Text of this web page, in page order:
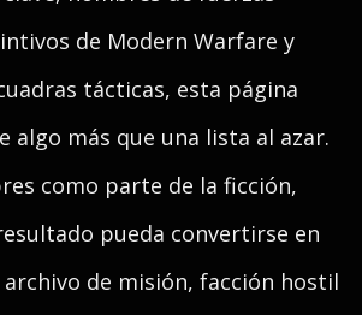
de Modern Warfare y
tácticas, esta página
algo más que una lista al azar.
como parte de la ficción,
pueda convertirse en
de misión, facción hostil